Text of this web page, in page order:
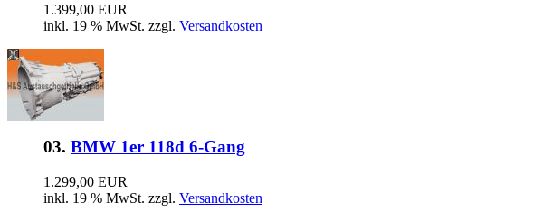
1.399,00 EUR
inkl. 19 % MwSt. zzgl. Versandkosten
03. BMW 1er 118d 6-Gang
1.299,00 EUR
inkl. 19 % MwSt. zzgl. Versandkosten